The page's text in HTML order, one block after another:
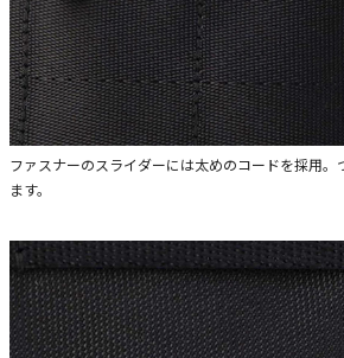
ファスナーのスライダーには太めのコードを採用
ます。